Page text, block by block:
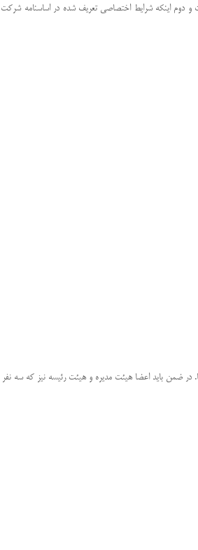
اینکه شرایط اختصاصی تعریف شده در اساسنامه شرکت
در ضمن باید اعضا هیئت مدیره و هیئت رئیسه نیز که سه